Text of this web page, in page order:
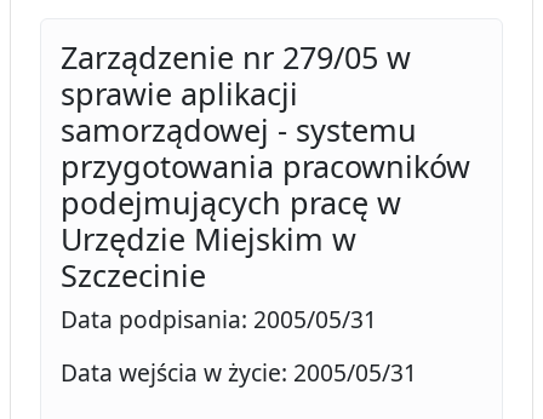
Zarządzenie nr 279/05 w
sprawie aplikacji
samorządowej - systemu
przygotowania pracowników
podejmujących pracę w
Urzędzie Miejskim w
Szczecinie
Data podpisania: 2005/05/31
Data wejścia w życie: 2005/05/31